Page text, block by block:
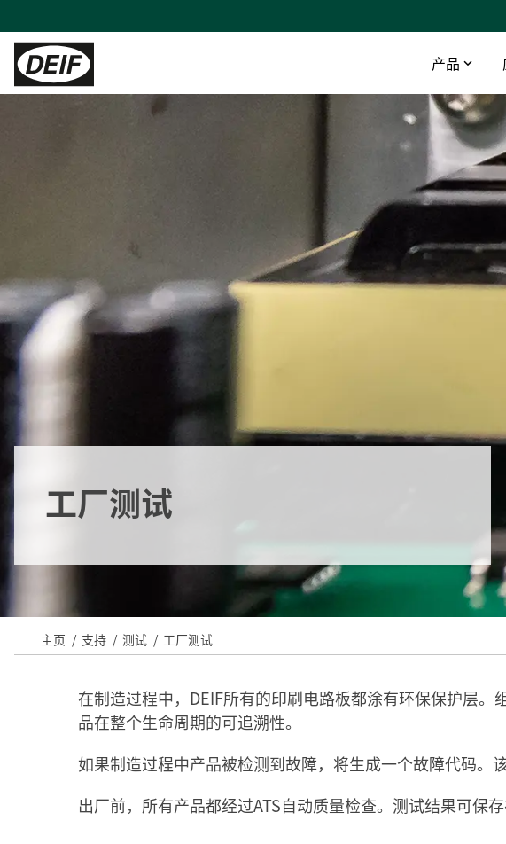
工厂测试
主页 支持 测试 工厂测试
在制造过程中，DEIF所有的印刷电路板都涂有环保保护层
品在整个生命周期的可追溯性。
如果制造过程中产品被检测到故障，将生成一个故障代码。
出厂前，所有产品都经过ATS自动质量检查。测试结果可保存
产品
智能触摸屏
桥楼设备
配电盘仪器仪表
风电
水电
租赁
工业领域
数据中心
医院
机场
基建
下载
文档
DEIF 培训中心
DEIF 培训中心 -
DEIF 培训中心 -
与DEIF的紧密合作助力ATOS的发展
DEIF控制器提高了德国医院关键电源的可靠性
所有陆用案例
船舶与海工
使用AMC 300
DEIF灵活的开源
DFDS 游轮定制
电动双向渡轮风